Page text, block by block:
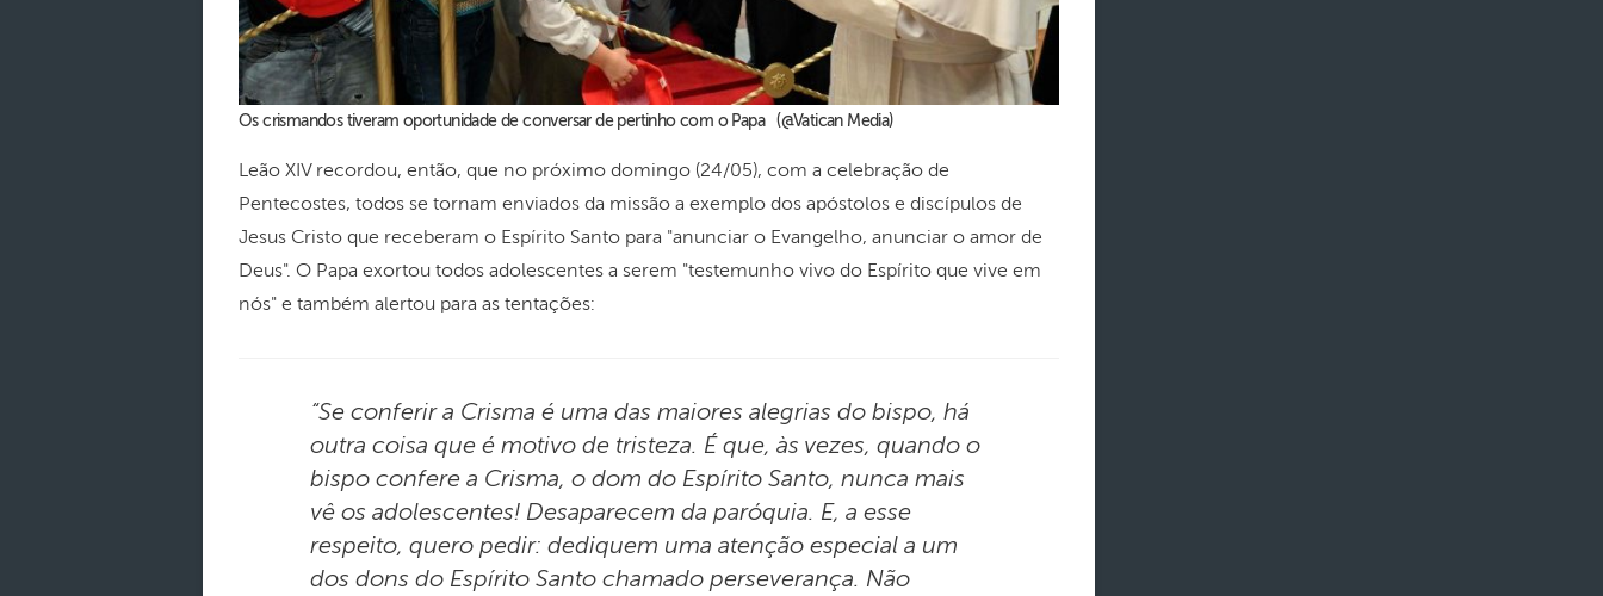
Os crismandos tiveram oportunidade de conversar de pertinho com o Papa (@Vatican Media)
Leão XIV recordou, então, que no próximo domingo (24/05), com a celebração de
Pentecostes, todos se tornam enviados da missão a exemplo dos apóstolos e discípulos de
Jesus Cristo que receberam o Espírito Santo para "anunciar o Evangelho, anunciar o amor de
Deus". O Papa exortou todos adolescentes a serem "testemunho vivo do Espírito que vive em
nós" e também alertou para as tentações:
“Se conferir a Crisma é uma das maiores alegrias do bispo, há
outra coisa que é motivo de tristeza. É que, às vezes, quando o
bispo confere a Crisma, o dom do Espírito Santo, nunca mais
vê os adolescentes! Desaparecem da paróquia. E, a esse
respeito, quero pedir: dediquem uma atenção especial a um
dos dons do Espírito Santo chamado perseverança. Não